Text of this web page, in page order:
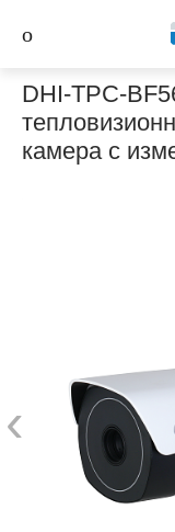
DHI-TPC-
камера с
‹